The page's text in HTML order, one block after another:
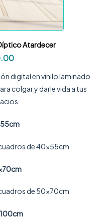
Atardecer
digital en vinilo laminado
colgar y darle vida a tus
de 40x55cm
de 50x70cm